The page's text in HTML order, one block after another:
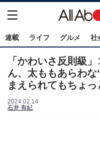
連載 ライフ グルメ 社
「かわいさ反則級
ん、太ももあらわ
まえられてもちょっ
2024.02.14
石井 有紀